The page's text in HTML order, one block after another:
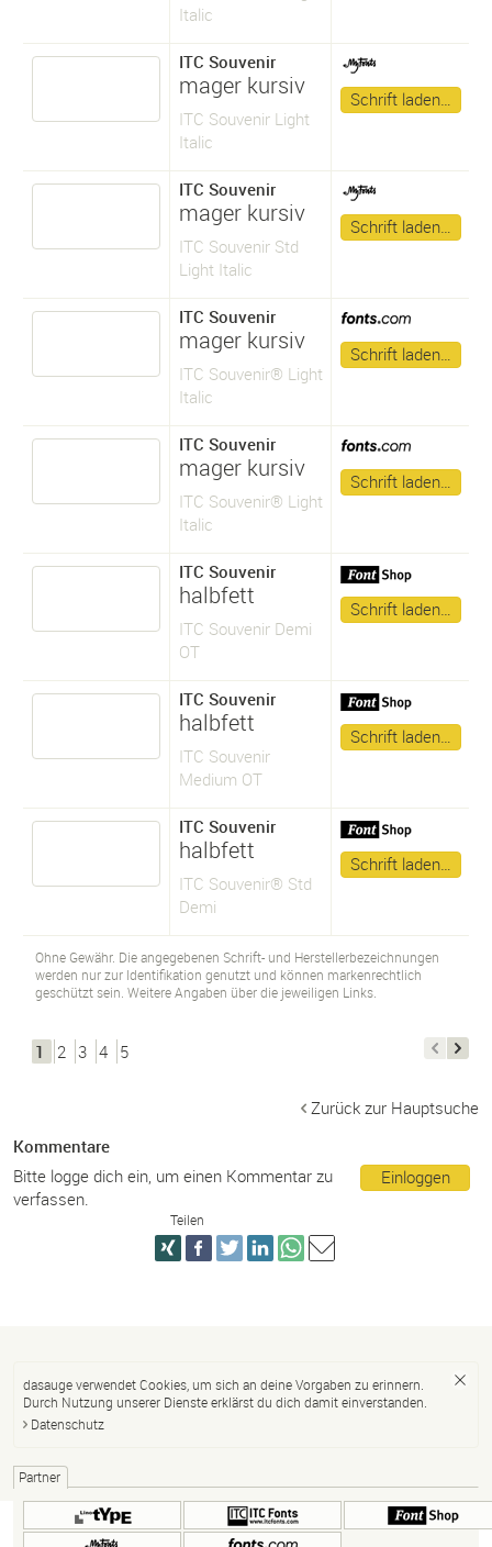
Italic
ITC Souvenir
mager kursiv
ITC Souvenir Light
Italic
Schrift laden…
ITC Souvenir
mager kursiv
ITC Souvenir Std
Light Italic
Schrift laden…
ITC Souvenir
mager kursiv
ITC Souvenir® Light
Italic
Schrift laden…
ITC Souvenir
mager kursiv
ITC Souvenir® Light
Italic
Schrift laden…
ITC Souvenir
halbfett
ITC Souvenir Demi
OT
Schrift laden…
ITC Souvenir
halbfett
ITC Souvenir
Medium OT
Schrift laden…
ITC Souvenir
halbfett
ITC Souvenir® Std
Demi
Schrift laden…
Ohne Gewähr. Die angegebenen Schrift- und Herstellerbezeichnungen
werden nur zur Identifikation genutzt und können markenrechtlich
geschützt sein. Weitere Angaben über die jeweiligen Links.
1 2 3 4 5
Zurück zur Hauptsuche
Kommentare
Einloggen
Bitte logge dich ein, um einen Kommentar zu
verfassen.
Teilen
dasauge verwendet Cookies, um sich an deine Vorgaben zu erinnern.
Durch Nutzung unserer Dienste erklärst du dich damit einverstanden.
Datenschutz
Partner